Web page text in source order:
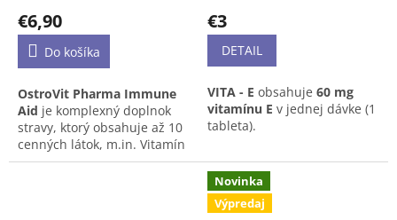
€6,90
Do košíka
OstroVit Pharma Immune
Aid je komplexný doplnok
stravy, ktorý obsahuje až 10
cenných látok, m.in. Vitamín
C, zinok alebo extrakt z
€3
DETAIL
VITA - E obsahuje 60 mg
vitamínu E v jednej dávke (1
tableta).
Novinka
Výpredaj